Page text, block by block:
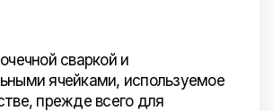
сваркой и
ячейками, используемое
прежде всего для